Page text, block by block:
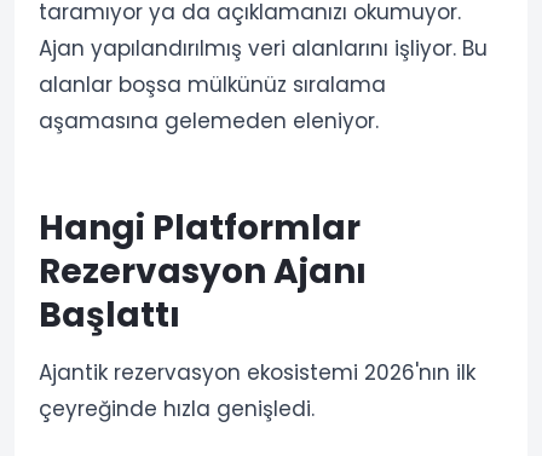
taramıyor ya da açıklamanızı okumuyor.
Ajan yapılandırılmış veri alanlarını işliyor. Bu
alanlar boşsa mülkünüz sıralama
aşamasına gelemeden eleniyor.
Hangi Platformlar
Rezervasyon Ajanı
Başlattı
Ajantik rezervasyon ekosistemi 2026'nın ilk
çeyreğinde hızla genişledi.